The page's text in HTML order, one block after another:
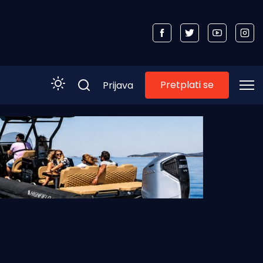
Prijava Pretplati se